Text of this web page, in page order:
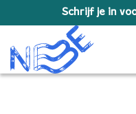
Schrijf je in